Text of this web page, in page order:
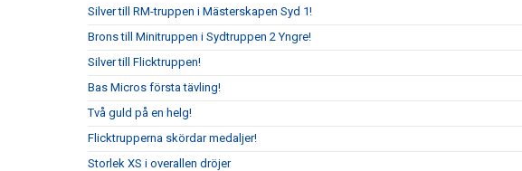
Silver till RM-truppen i Mästerskapen Syd 1!
Brons till Minitruppen i Sydtruppen 2 Yngre!
Silver till Flicktruppen!
Bas Micros första tävling!
Två guld på en helg!
Flicktrupperna skördar medaljer!
Storlek XS i overallen dröjer